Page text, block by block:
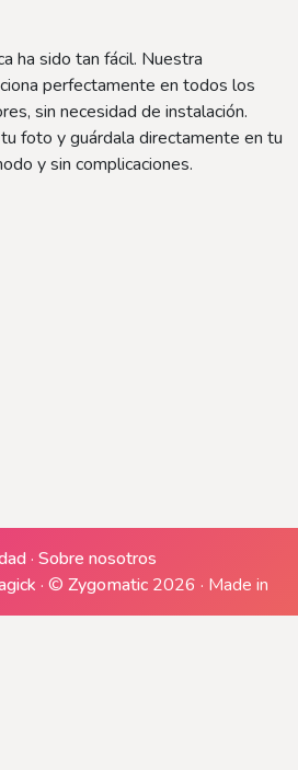
ha sido tan fácil. Nuestra
perfectamente en todos los
sin necesidad de instalación.
foto y guárdala directamente en tu
y sin complicaciones.
· Sobre nosotros
· © Zygomatic2026 · Made in
descargas
archivo ZIP
Descargar